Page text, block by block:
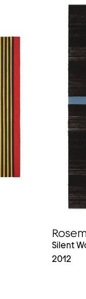
Silent
2012